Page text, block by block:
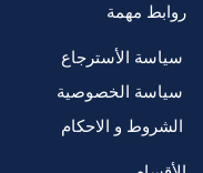
روابط مهمة
سياسة الأسترجاع
سياسة الخصوصية
الشروط و الاحكام